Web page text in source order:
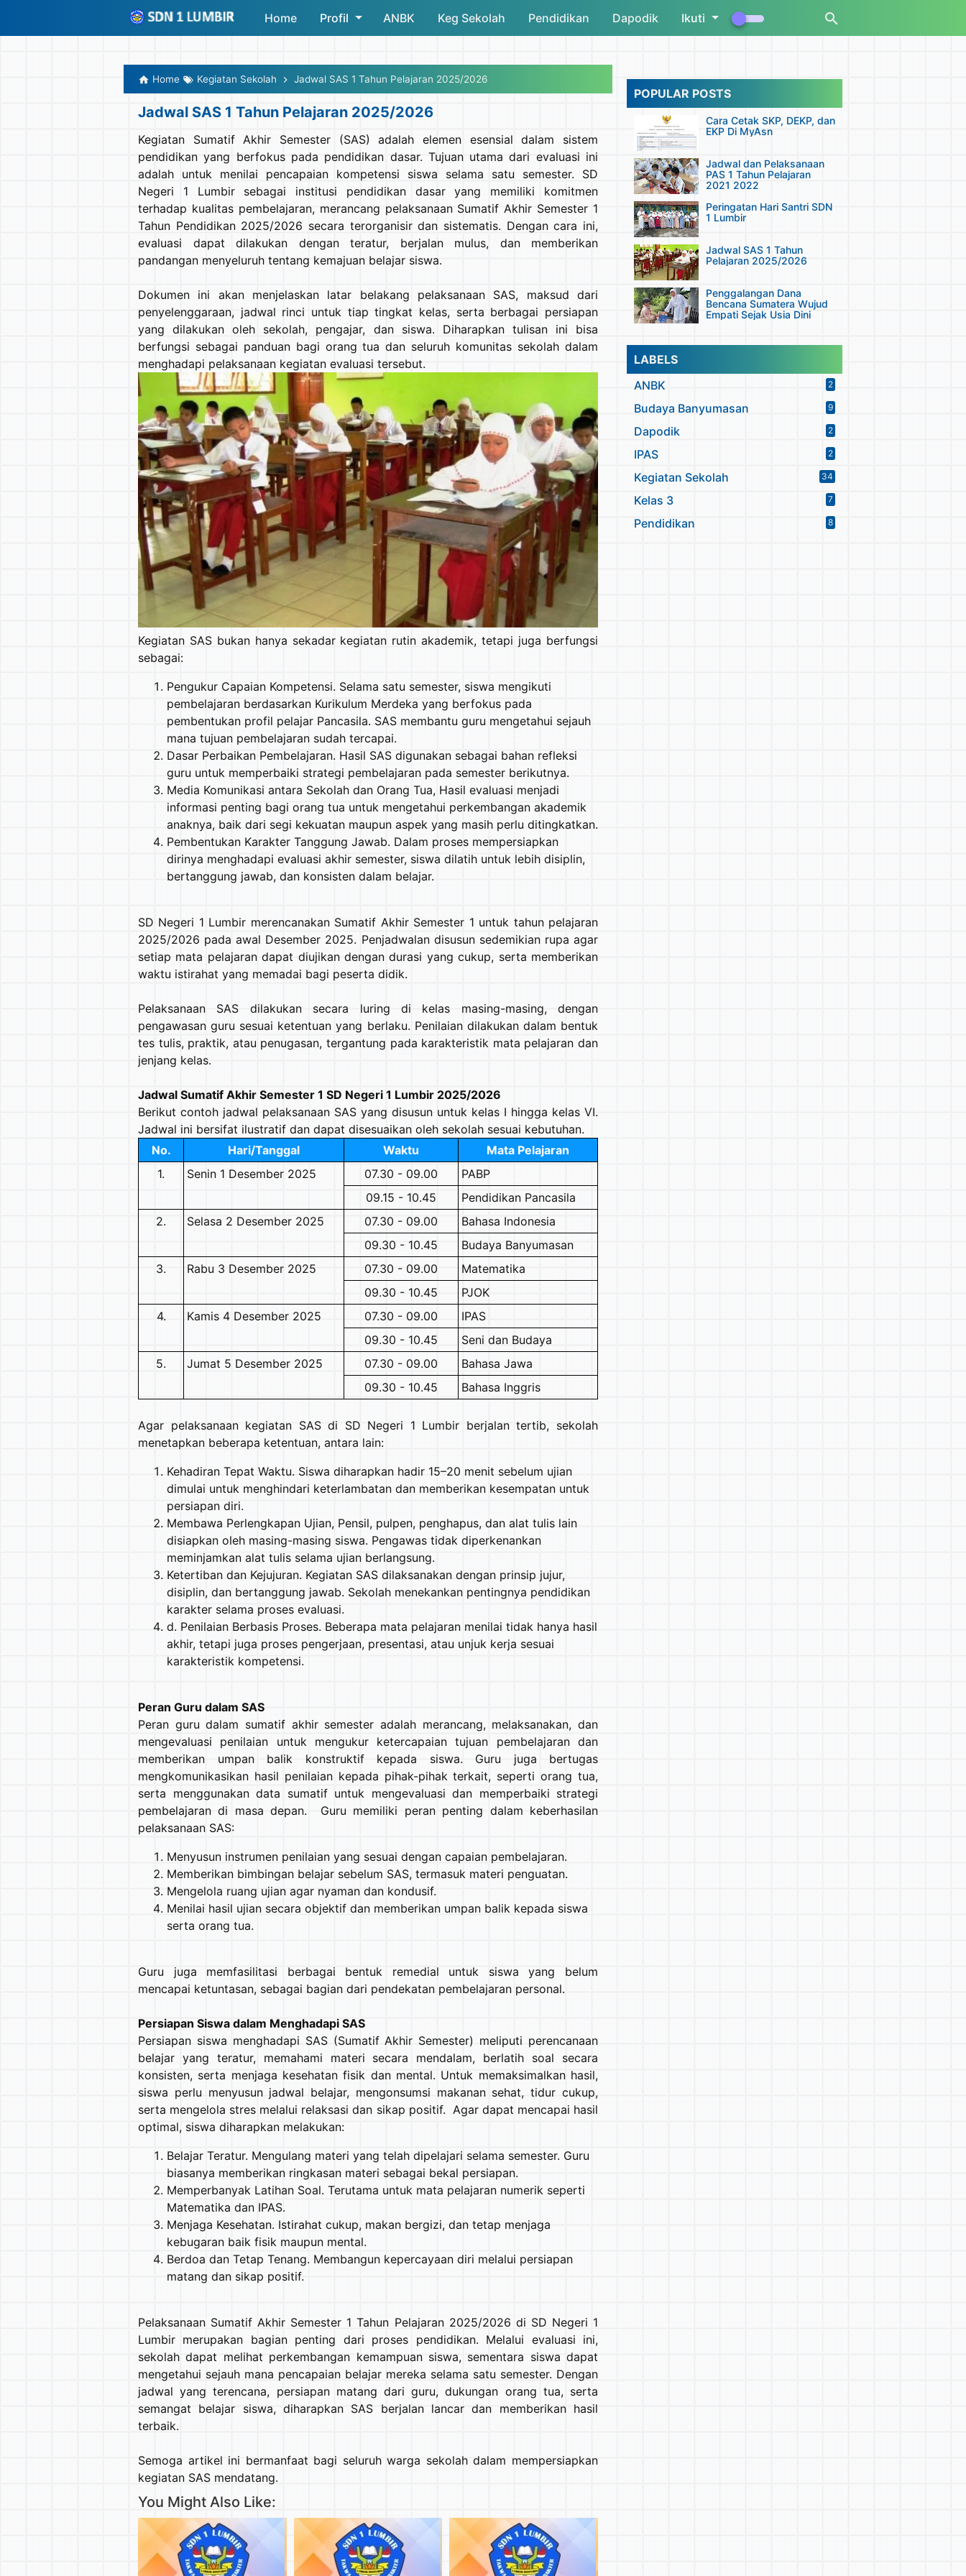
Skip to main content
Home Profil ANBK Keg Sekolah Pendidikan Dapodik Ikuti
Home Kegiatan Sekolah Jadwal SAS 1 Tahun Pelajaran 2025/2026
Jadwal SAS 1 Tahun Pelajaran 2025/2026
Kegiatan Sumatif Akhir Semester (SAS) adalah elemen esensial dalam sistem
pendidikan yang berfokus pada pendidikan dasar. Tujuan utama dari evaluasi ini
adalah untuk menilai pencapaian kompetensi siswa selama satu semester. SD
Negeri 1 Lumbir sebagai institusi pendidikan dasar yang memiliki komitmen
terhadap kualitas pembelajaran, merancang pelaksanaan Sumatif Akhir Semester 1
Tahun Pendidikan 2025/2026 secara terorganisir dan sistematis. Dengan cara ini,
evaluasi dapat dilakukan dengan teratur, berjalan mulus, dan memberikan
pandangan menyeluruh tentang kemajuan belajar siswa.
Dokumen ini akan menjelaskan latar belakang pelaksanaan SAS, maksud dari
penyelenggaraan, jadwal rinci untuk tiap tingkat kelas, serta berbagai persiapan
yang dilakukan oleh sekolah, pengajar, dan siswa. Diharapkan tulisan ini bisa
berfungsi sebagai panduan bagi orang tua dan seluruh komunitas sekolah dalam
menghadapi pelaksanaan kegiatan evaluasi tersebut.
Kegiatan SAS bukan hanya sekadar kegiatan rutin akademik, tetapi juga berfungsi
sebagai:
Pengukur Capaian Kompetensi. Selama satu semester, siswa mengikuti
pembelajaran berdasarkan Kurikulum Merdeka yang berfokus pada
pembentukan profil pelajar Pancasila. SAS membantu guru mengetahui sejauh
mana tujuan pembelajaran sudah tercapai.
Dasar Perbaikan Pembelajaran. Hasil SAS digunakan sebagai bahan refleksi
guru untuk memperbaiki strategi pembelajaran pada semester berikutnya.
Media Komunikasi antara Sekolah dan Orang Tua, Hasil evaluasi menjadi
informasi penting bagi orang tua untuk mengetahui perkembangan akademik
anaknya, baik dari segi kekuatan maupun aspek yang masih perlu ditingkatkan.
Pembentukan Karakter Tanggung Jawab. Dalam proses mempersiapkan
dirinya menghadapi evaluasi akhir semester, siswa dilatih untuk lebih disiplin,
bertanggung jawab, dan konsisten dalam belajar.
SD Negeri 1 Lumbir merencanakan Sumatif Akhir Semester 1 untuk tahun pelajaran
2025/2026 pada awal Desember 2025. Penjadwalan disusun sedemikian rupa agar
setiap mata pelajaran dapat diujikan dengan durasi yang cukup, serta memberikan
waktu istirahat yang memadai bagi peserta didik.
Pelaksanaan SAS dilakukan secara luring di kelas masing-masing, dengan
pengawasan guru sesuai ketentuan yang berlaku. Penilaian dilakukan dalam bentuk
tes tulis, praktik, atau penugasan, tergantung pada karakteristik mata pelajaran dan
jenjang kelas.
Jadwal Sumatif Akhir Semester 1 SD Negeri 1 Lumbir 2025/2026
Berikut contoh jadwal pelaksanaan SAS yang disusun untuk kelas I hingga kelas VI.
Jadwal ini bersifat ilustratif dan dapat disesuaikan oleh sekolah sesuai kebutuhan.
No.
Hari/Tanggal Waktu
Mata Pelajaran
1.
Senin 1 Desember 2025 07.30 - 09.00
PABP
09.15 - 10.45
Pendidikan Pancasila
2.
Selasa 2 Desember 2025 07.30 - 09.00
Bahasa Indonesia
09.30 - 10.45
Budaya Banyumasan
3.
Rabu 3 Desember 2025 07.30 - 09.00
Matematika
09.30 - 10.45
PJOK
4.
Kamis 4 Desember 2025 07.30 - 09.00
IPAS
09.30 - 10.45
Seni dan Budaya
5.
Jumat 5 Desember 2025 07.30 - 09.00
Bahasa Jawa
09.30 - 10.45
Bahasa Inggris
Agar pelaksanaan kegiatan SAS di SD Negeri 1 Lumbir berjalan tertib, sekolah
menetapkan beberapa ketentuan, antara lain:
Kehadiran Tepat Waktu. Siswa diharapkan hadir 15–20 menit sebelum ujian
dimulai untuk menghindari keterlambatan dan memberikan kesempatan untuk
persiapan diri.
Membawa Perlengkapan Ujian, Pensil, pulpen, penghapus, dan alat tulis lain
disiapkan oleh masing-masing siswa. Pengawas tidak diperkenankan
meminjamkan alat tulis selama ujian berlangsung.
Ketertiban dan Kejujuran. Kegiatan SAS dilaksanakan dengan prinsip jujur,
disiplin, dan bertanggung jawab. Sekolah menekankan pentingnya pendidikan
karakter selama proses evaluasi.
d. Penilaian Berbasis Proses. Beberapa mata pelajaran menilai tidak hanya hasil
akhir, tetapi juga proses pengerjaan, presentasi, atau unjuk kerja sesuai
karakteristik kompetensi.
Peran Guru dalam SAS
Peran guru dalam sumatif akhir semester adalah merancang, melaksanakan, dan
mengevaluasi penilaian untuk mengukur ketercapaian tujuan pembelajaran dan
memberikan umpan balik konstruktif kepada siswa. Guru juga bertugas
mengkomunikasikan hasil penilaian kepada pihak-pihak terkait, seperti orang tua,
serta menggunakan data sumatif untuk mengevaluasi dan memperbaiki strategi
pembelajaran di masa depan. Guru memiliki peran penting dalam keberhasilan
pelaksanaan SAS:
Menyusun instrumen penilaian yang sesuai dengan capaian pembelajaran.
Memberikan bimbingan belajar sebelum SAS, termasuk materi penguatan.
Mengelola ruang ujian agar nyaman dan kondusif.
Menilai hasil ujian secara objektif dan memberikan umpan balik kepada siswa
serta orang tua.
Guru juga memfasilitasi berbagai bentuk remedial untuk siswa yang belum
mencapai ketuntasan, sebagai bagian dari pendekatan pembelajaran personal.
Persiapan Siswa dalam Menghadapi SAS
Persiapan siswa menghadapi SAS (Sumatif Akhir Semester) meliputi perencanaan
belajar yang teratur, memahami materi secara mendalam, berlatih soal secara
konsisten, serta menjaga kesehatan fisik dan mental. Untuk memaksimalkan hasil,
siswa perlu menyusun jadwal belajar, mengonsumsi makanan sehat, tidur cukup,
serta mengelola stres melalui relaksasi dan sikap positif. Agar dapat mencapai hasil
optimal, siswa diharapkan melakukan:
Belajar Teratur. Mengulang materi yang telah dipelajari selama semester. Guru
biasanya memberikan ringkasan materi sebagai bekal persiapan.
Memperbanyak Latihan Soal. Terutama untuk mata pelajaran numerik seperti
Matematika dan IPAS.
Menjaga Kesehatan. Istirahat cukup, makan bergizi, dan tetap menjaga
kebugaran baik fisik maupun mental.
Berdoa dan Tetap Tenang. Membangun kepercayaan diri melalui persiapan
matang dan sikap positif.
Pelaksanaan Sumatif Akhir Semester 1 Tahun Pelajaran 2025/2026 di SD Negeri 1
Lumbir merupakan bagian penting dari proses pendidikan. Melalui evaluasi ini,
sekolah dapat melihat perkembangan kemampuan siswa, sementara siswa dapat
mengetahui sejauh mana pencapaian belajar mereka selama satu semester. Dengan
jadwal yang terencana, persiapan matang dari guru, dukungan orang tua, serta
semangat belajar siswa, diharapkan SAS berjalan lancar dan memberikan hasil
terbaik.
Semoga artikel ini bermanfaat bagi seluruh warga sekolah dalam mempersiapkan
kegiatan SAS mendatang.
Facebook X.com
You Might Also Like:
POPULAR POSTS
Cara Cetak SKP, DEKP, dan
EKP Di MyAsn
Jadwal dan Pelaksanaan
PAS 1 Tahun Pelajaran
2021 2022
Peringatan Hari Santri SDN
1 Lumbir
Jadwal SAS 1 Tahun
Pelajaran 2025/2026
Penggalangan Dana
Bencana Sumatera Wujud
Empati Sejak Usia Dini
LABELS
ANBK
2
Budaya Banyumasan 9
Dapodik 2
IPAS 2
Kegiatan Sekolah 34
Kelas 3 7
Pendidikan 8